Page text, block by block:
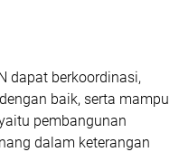
dapat berkoordinasi,
baik, serta mampu
pembangunan
dalam keterangan